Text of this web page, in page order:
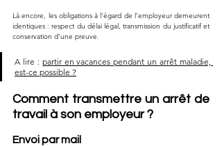
Là encore, les obligations à l’égard de l’employeur demeurent
identiques : respect du délai légal, transmission du justificatif et
conservation d’une preuve.
A lire : partir en vacances pendant un arrêt maladie,
est-ce possible ?
Comment transmettre un arrêt de
travail à son employeur ?
Envoi par mail